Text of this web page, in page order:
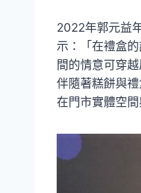
2022年郭元益
示：「在禮盒
間的情意可穿
伴隨著糕餅與
在門市實體空